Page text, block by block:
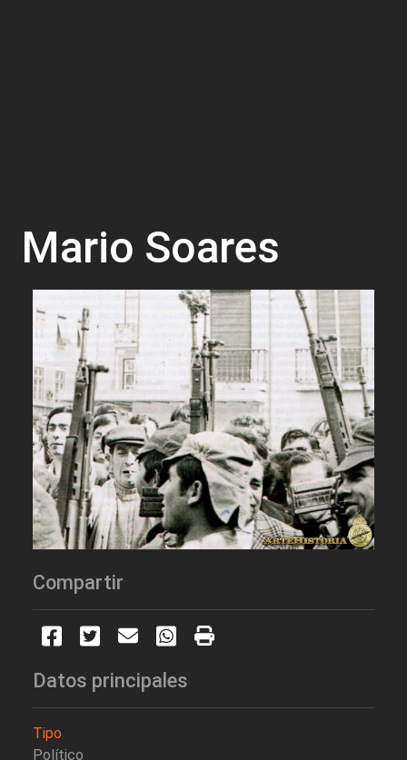
Mario Soares
Compartir
Datos principales
Tipo
Político